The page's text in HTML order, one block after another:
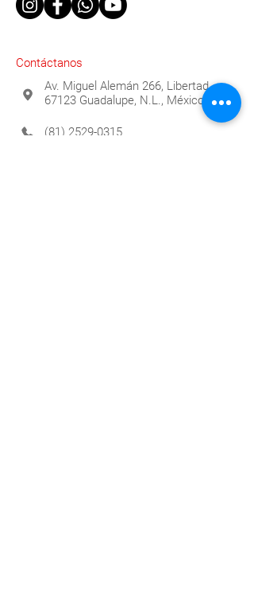
Contáctanos
Av. Miguel Alemán 266, Libertad,
67123 Guadalupe, N.L., México
(81) 2529-0315